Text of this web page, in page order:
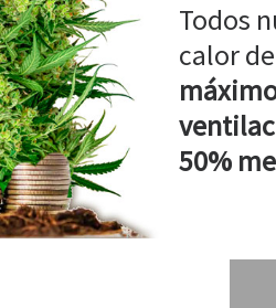
Todos
calor
50%